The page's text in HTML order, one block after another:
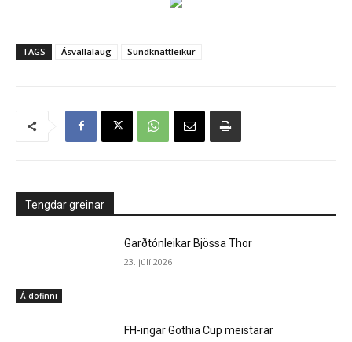
TAGS Ásvallalaug Sundknattleikur
Tengdar greinar
Á döfinni
Garðtónleikar Bjössa Thor
23. júlí 2026
FH-ingar Gothia Cup meistarar